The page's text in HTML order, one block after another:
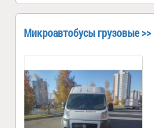
Микроавтобусы грузовые >>